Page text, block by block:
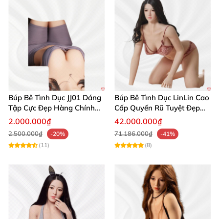
mang lại.
Búp bê tình dục XT Doll 157cm Akira Silicone D-cup mềm mại
Búp Bê Tình Dục JJ01 Dáng
Tập Cực Đẹp Hàng Chính
Hãng
2.000.000₫
2.500.000₫
-20%
(11)
Búp Bê Tình Dục LinLin Cao
Cấp Quyến Rũ Tuyệt Đẹp
Mua Ngay
42.000.000₫
71.186.000₫
-41%
(8)